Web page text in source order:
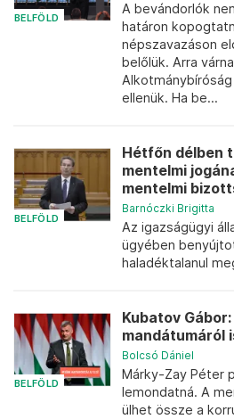
BELFÖLD
A bevándorlók
határon
népszavazáson
belőlük. Arra
ellenük. Ha be...
BELFÖLD
Hétfőn délben
mentelmi
mentelmi
Barnóczki Brigitta
Az igazságügyi
ügyében
haladéktalanul
BELFÖLD
Kubatov
mandátumáról
Bolcsó Dániel
Márky-Zay Péter
lemondatná. A
ülhet össze a